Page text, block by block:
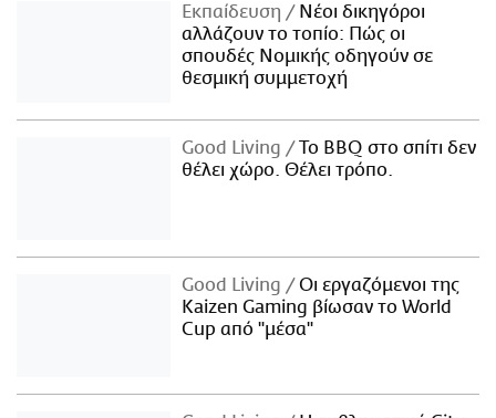
Εκπαίδευση
Νέοι δικηγόροι
αλλάζουν το τοπίο: Πώς οι
σπουδές Νομικής οδηγούν σε
θεσμική συμμετοχή
Good Living
Το BBQ στο σπίτι δεν
θέλει χώρο. Θέλει τρόπο.
Good Living
Οι εργαζόμενοι της
Kaizen Gaming βίωσαν το World
Cup από "μέσα"